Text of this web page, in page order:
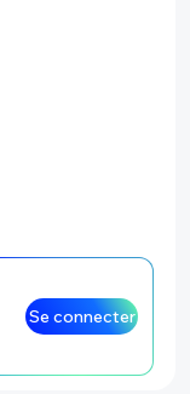
Se connecter